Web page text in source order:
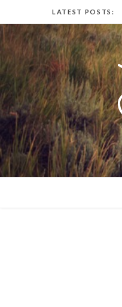
LATEST POSTS: